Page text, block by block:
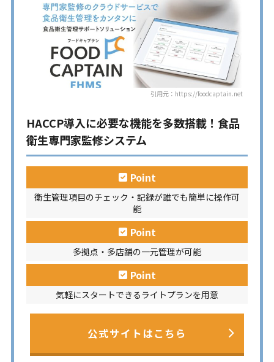
引用元：https://foodcaptain.net
HACCP導入に必要な機能を多数搭載！食品
衛生専門家監修システム
Point
衛生管理項目のチェック・記録が誰でも簡単に操作可
能
Point
多拠点・多店舗の一元管理が可能
Point
気軽にスタートできるライトプランを用意
公式サイトはこちら